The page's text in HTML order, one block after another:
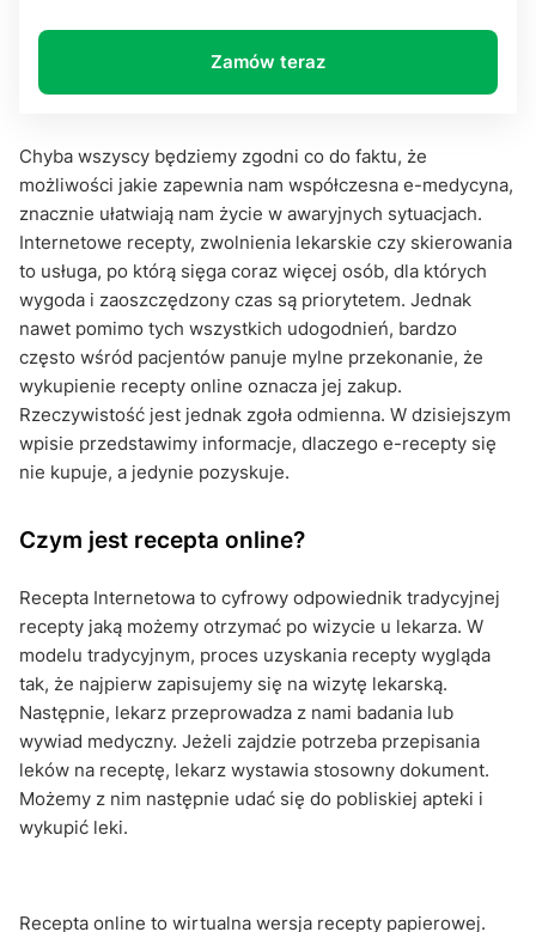
Zamów teraz
Chyba wszyscy będziemy zgodni co do faktu, że
możliwości jakie zapewnia nam współczesna e-medycyna,
znacznie ułatwiają nam życie w awaryjnych sytuacjach.
Internetowe recepty, zwolnienia lekarskie czy skierowania
to usługa, po którą sięga coraz więcej osób, dla których
wygoda i zaoszczędzony czas są priorytetem. Jednak
nawet pomimo tych wszystkich udogodnień, bardzo
często wśród pacjentów panuje mylne przekonanie, że
wykupienie recepty online oznacza jej zakup.
Rzeczywistość jest jednak zgoła odmienna. W dzisiejszym
wpisie przedstawimy informacje, dlaczego e-recepty się
nie kupuje, a jedynie pozyskuje.
Czym jest recepta online?
Recepta Internetowa to cyfrowy odpowiednik tradycyjnej
recepty jaką możemy otrzymać po wizycie u lekarza. W
modelu tradycyjnym, proces uzyskania recepty wygląda
tak, że najpierw zapisujemy się na wizytę lekarską.
Następnie, lekarz przeprowadza z nami badania lub
wywiad medyczny. Jeżeli zajdzie potrzeba przepisania
leków na receptę, lekarz wystawia stosowny dokument.
Możemy z nim następnie udać się do pobliskiej apteki i
wykupić leki.
Recepta online to wirtualna wersja recepty papierowej.